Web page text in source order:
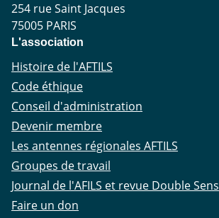
254 rue Saint Jacques
75005 PARIS
L'association
Histoire de l'AFTILS
Code éthique
Conseil d'administration
Devenir membre
Les antennes régionales AFTILS
Groupes de travail
Journal de l'AFILS et revue Double Sens
Faire un don